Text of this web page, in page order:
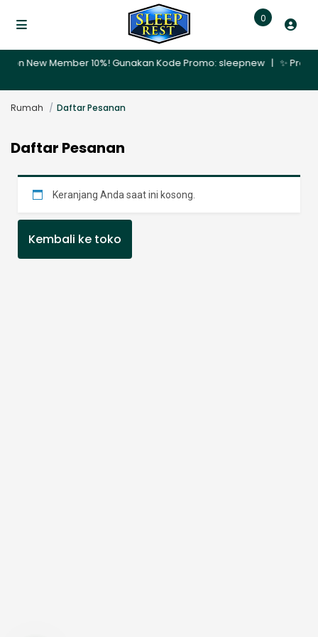
New Member 10%! Gunakan Kode Promo: sleepnew | ✨
0
Rumah Daftar Pesanan
Daftar Pesanan
Keranjang Anda saat ini kosong.
Kembali ke toko